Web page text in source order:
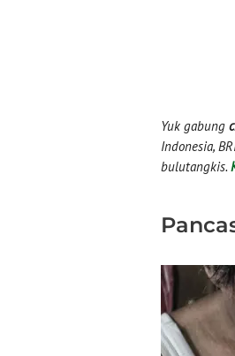
Yuk gabung
Indonesia,
bulutangkis.